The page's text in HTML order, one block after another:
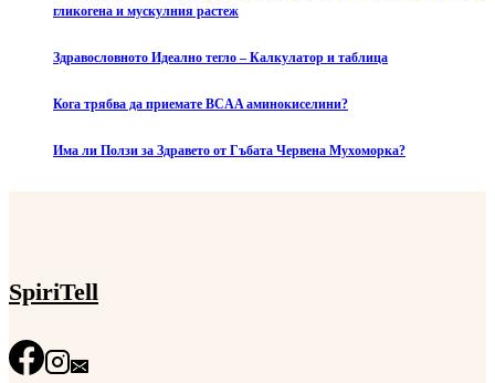
гликогена и мускулния растеж
Здравословното Идеално тегло – Калкулатор и таблица
Кога трябва да приемате BCAA аминокиселини?
Има ли Ползи за Здравето от Гъбата Червена Мухоморка?
SpiriTell